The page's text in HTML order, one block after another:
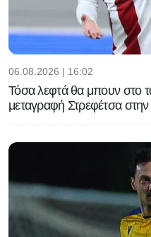
06.08.2026 | 16:02
Τόσα λεφτά θα μπουν στο
μεταγραφή Στρεφέτσα